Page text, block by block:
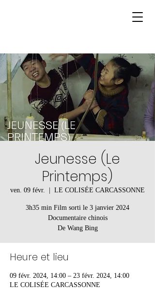
Jeunesse (Le
Printemps)
ven. 09 févr. LE COLISÉE CARCASSONNE
3h35 min Film sorti le 3 janvier 2024
Documentaire chinois
De Wang Bing
Heure et lieu
09 févr. 2024, 14:00 – 23 févr. 2024, 14:00
LE COLISÉE CARCASSONNE